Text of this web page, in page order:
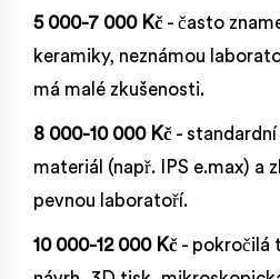
5 000-7 000 Kč - často
keramiky, neznámou
má malé zkušenosti.
8 000-10 000 Kč -
materiál (např. IPS e.max) a
pevnou laboratoří.
10 000-12 000 Kč - pokročilá